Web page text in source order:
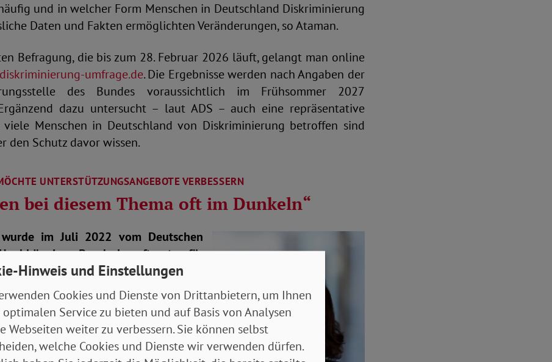
und in welcher Form Menschen in Deutschland Diskriminierung
Daten und Fakten ermöglichten Veränderungen, so Ataman.
Befragung, die bis zum 28. Februar 2026 läuft, gelangt man online
umfrage.de. Die Ergebnisse werden nach Angaben der
des Bundes voraussichtlich im Frühsommer 2027
dazu untersucht – laut ADS – auch eine repräsentative
viele Menschen in Deutschland von Diskriminierung betroffen sind
den Schutz davor wissen.
UNTERSTÜTZUNGSANGEBOTE VERBESSERN
bei diesem Thema oft im Dunkeln“
im Juli 2022 vom Deutschen
Bundesbeauftragten für
gewählt. Im Interview mit der
sie über die Hintergründe und
größten bundesweiten Umfrage zu
Diskriminierung in Deutschland?
Hinweis und Einstellungen
Cookies und Dienste von Drittanbietern, um Ihnen
optimalen Service zu bieten und auf Basis von Analysen
Webseiten weiter zu verbessern. Sie können selbst
welche Cookies und Dienste wir verwenden dürfen.